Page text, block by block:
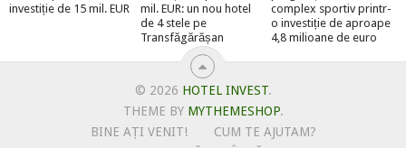
investiție de 15 mil. EUR
mil. EUR: un nou hotel
de 4 stele pe
Transfăgărășan
complex sportiv printr-
o investiție de aproape
4,8 milioane de euro
© 2026 HOTEL INVEST.
THEME BY MYTHEMESHOP.
BINE AȚI VENIT!
CUM TE AJUTAM?